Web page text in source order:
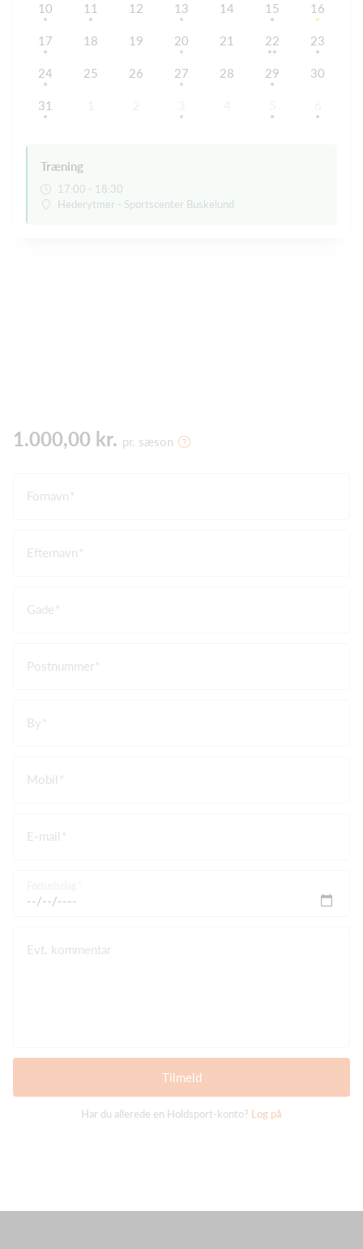
10 11 12 13 14 15 16
17 18 19 20 21 22 23
24 25 26 27 28 29 30
31
Træning
17:00 - 18:30
Hederytmer - Sportscenter Buskelund
1.000,00 kr. pr. sæson
Fornavn
Efternavn
Gade
Postnummer
By
Mobil
E-mail
Evt. kommentar
Tilmeld
Har du allerede en Holdsport-konto? Log på